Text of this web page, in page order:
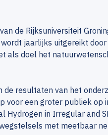
de Rijksuniversiteit
jaarlijks uitgereikt
als doel het
de resultaten van het
voor een groter publiek op
Hydrogen in Irregular and
met meetbaar